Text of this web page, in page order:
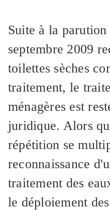
Suite à la
septembre 2009
toilettes sèches
traitement, le
ménagères est
juridique. Alors
répétition se
reconnaissance
traitement des
le déploiement